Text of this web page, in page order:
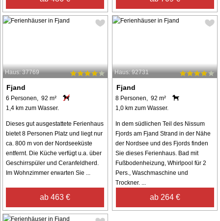
Haus: 37769
Fjand
6 Personen, 92 m²
1,4 km zum Wasser.
Dieses gut ausgestattete Ferienhaus
bietet 8 Personen Platz und liegt nur
ca. 800 m von der Nordseeküste
entfernt. Die Küche verfügt u.a. über
Geschirrspüler und Ceranfeldherd.
Im Wohnzimmer erwarten Sie ...
ab 463 €
Haus: 92731
Fjand
8 Personen, 92 m²
1,0 km zum Wasser.
In dem südlichen Teil des Nissum
Fjords am Fjand Strand in der Nähe
der Nordsee und des Fjords finden
Sie dieses Ferienhaus. Bad mit
Fußbodenheizung, Whirlpool für 2
Pers., Waschmaschine und
Trockner. ...
ab 264 €